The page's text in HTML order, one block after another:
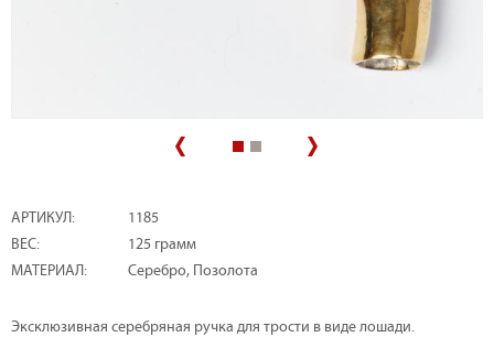
АРТИКУЛ:
1185
ВЕС:
125 грамм
МАТЕРИАЛ:
Серебро, Позолота
Эксклюзивная серебряная ручка для трости в виде лошади.